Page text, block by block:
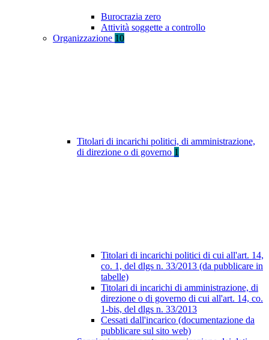
Burocrazia zero
Attività soggette a controllo
Organizzazione 10
Titolari di incarichi politici, di amministrazione,
di direzione o di governo 1
Titolari di incarichi politici di cui all'art. 14,
co. 1, del dlgs n. 33/2013 (da pubblicare in
tabelle)
Titolari di incarichi di amministrazione, di
direzione o di governo di cui all'art. 14, co.
1-bis, del dlgs n. 33/2013
Cessati dall'incarico (documentazione da
pubblicare sul sito web)